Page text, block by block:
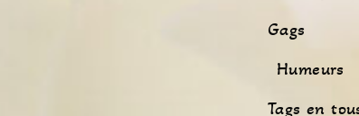
Gags
Humeurs
Tags en